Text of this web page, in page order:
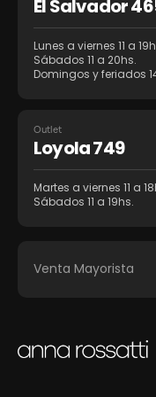
El Salvador
Lunes a viernes 11 a
Sábados 11 a 20hs.
Domingos y feriados
Outlet
Loyola 749
Martes a viernes 11 a
Sábados 11 a 19hs.
Venta Mayorista